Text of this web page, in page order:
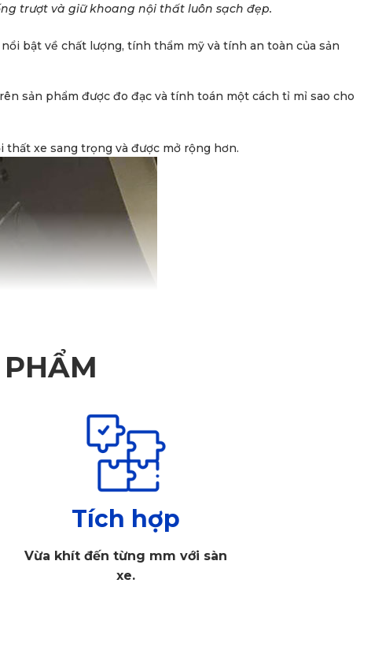
trượt và giữ khoang nội thất luôn sạch đẹp.
bật về chất lượng, tính thẩm mỹ và tính an toàn của sản
sản phẩm được đo đạc và tính toán một cách tỉ mỉ sao cho
xe sang trọng và được mở rộng hơn.
Tích hợp
Vừa khít đến từng mm với sàn
xe.